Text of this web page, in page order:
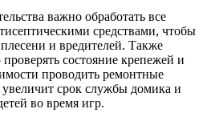
важно обработать все
средствами, чтобы
и вредителей. Также
проверять состояние крепежей и
проводить ремонтные
срок службы домика и
во время игр.